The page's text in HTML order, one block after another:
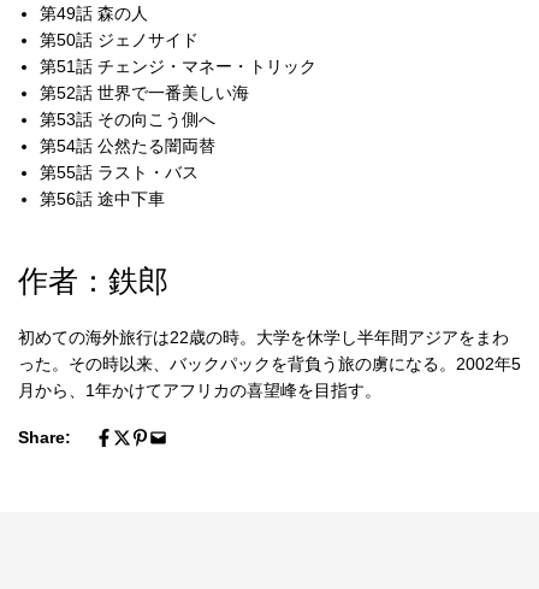
第49話 森の人
第50話 ジェノサイド
第51話 チェンジ・マネー・トリック
第52話 世界で一番美しい海
第53話 その向こう側へ
第54話 公然たる闇両替
第55話 ラスト・バス
第56話 途中下車
作者：鉄郎
初めての海外旅行は22歳の時。大学を休学し半年間アジアをまわ
った。その時以来、バックパックを背負う旅の虜になる。2002年5
月から、1年かけてアフリカの喜望峰を目指す。
Share: